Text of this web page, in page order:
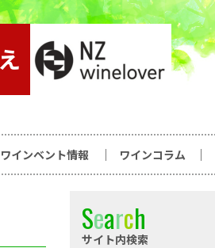
インベント情報 ワインコラム
Search
サイト内検索